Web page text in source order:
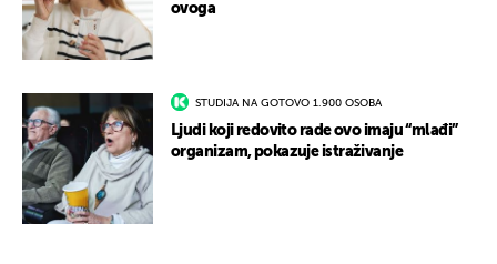
ovoga
STUDIJA NA GOTOVO 1.900 OSOBA
Ljudi koji redovito rade ovo imaju “mlađi”
organizam, pokazuje istraživanje